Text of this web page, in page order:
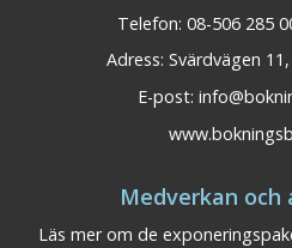
Telefon: 08-506 285
Adress: Svärdvägen
E-post:
Medverkan och
Läs mer om de